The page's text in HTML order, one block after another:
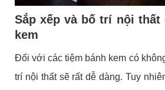
Sắp xếp và bố trí nội thất
kem
Đối với các tiệm bánh kem có
trí nội thất sẽ rất dễ dàng. Tuy